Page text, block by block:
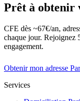
Prêt à obtenir
CFE dès ~67€/an,
chaque jour. Rejoignez
engagement.
Obtenir mon adresse
Services